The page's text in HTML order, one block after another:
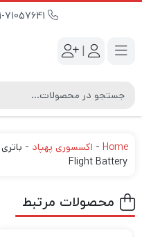
|
Home
- اکسسوری پهپاد -
Flight Battery
محصولات مرتبط